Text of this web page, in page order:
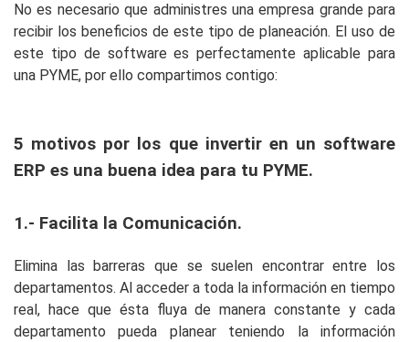
No es necesario que administres una empresa grande para
recibir los beneficios de este tipo de planeación. El uso de
este tipo de software es perfectamente aplicable para
una PYME, por ello compartimos contigo:
5 motivos por los que invertir en un software
ERP es una buena idea para tu PYME.
1.- Facilita la Comunicación.
Elimina las barreras que se suelen encontrar entre los
departamentos. Al acceder a toda la información en tiempo
real, hace que ésta fluya de manera constante y cada
departamento pueda planear teniendo la información